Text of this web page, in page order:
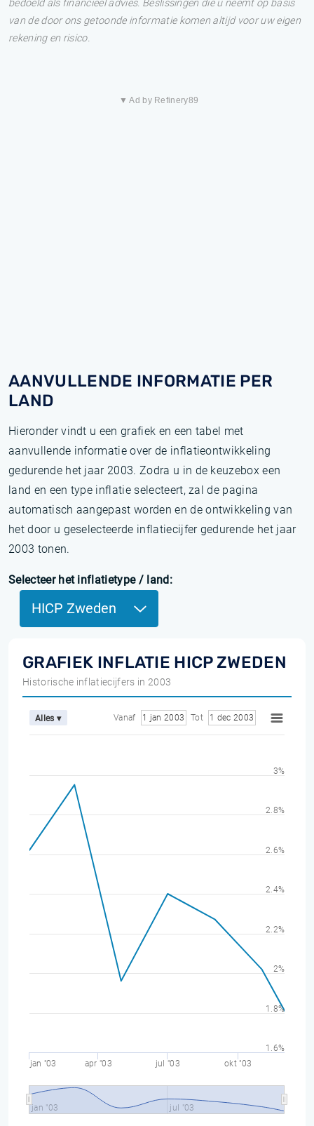
bedoeld als financieel advies. Beslissingen die u neemt op basis
van de door ons getoonde informatie komen altijd voor uw eigen
rekening en risico.
▼ Ad by Refinery89
AANVULLENDE INFORMATIE PER
LAND
Hieronder vindt u een grafiek en een tabel met
aanvullende informatie over de inflatieontwikkeling
gedurende het jaar 2003. Zodra u in de keuzebox een
land en een type inflatie selecteert, zal de pagina
automatisch aangepast worden en de ontwikkeling van
het door u geselecteerde inflatiecijfer gedurende het jaar
2003 tonen.
Selecteer het inflatietype / land:
HICP Zweden
GRAFIEK INFLATIE HICP ZWEDEN
Historische inflatiecijfers in 2003
Alles ▾ Vanaf 1 jan 2003 Tot 1 dec 2003
jan "03 apr "03 jul "03 okt "03
jan "03 jul "03
1.6%
1.8%
2%
2.2%
2.4%
2.6%
2.8%
3%